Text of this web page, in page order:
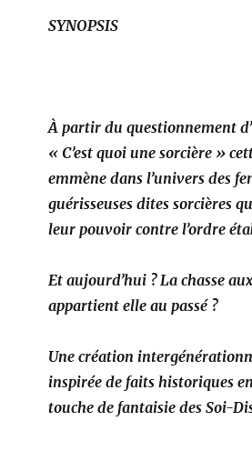
SYNOPSIS
À partir du questionnement
« C’est quoi une sorcière »
emmène dans l’univers des
guérisseuses dites sorcières
leur pouvoir contre l’ordre
Et aujourd’hui ? La chasse
appartient elle au passé ?
Une création
inspirée de faits historiques
touche de fantaisie des Soi-